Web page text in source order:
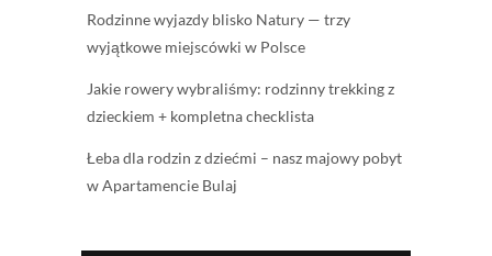
Rodzinne wyjazdy blisko Natury — trzy
wyjątkowe miejscówki w Polsce
Jakie rowery wybraliśmy: rodzinny trekking z
dzieckiem + kompletna checklista
Łeba dla rodzin z dziećmi – nasz majowy pobyt
w Apartamencie Bulaj